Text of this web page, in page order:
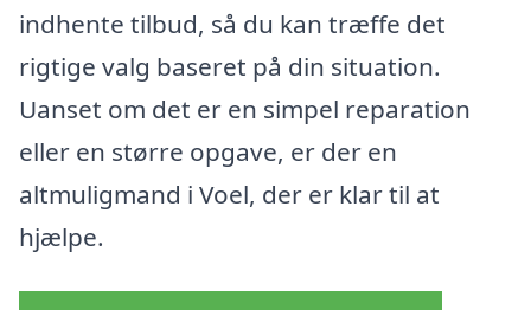
indhente tilbud, så du kan træffe det
rigtige valg baseret på din situation.
Uanset om det er en simpel reparation
eller en større opgave, er der en
altmuligmand i Voel, der er klar til at
hjælpe.